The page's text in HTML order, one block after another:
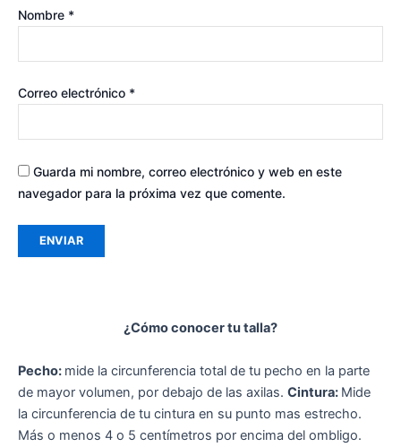
Nombre *
Correo electrónico *
Guarda mi nombre, correo electrónico y web en este
navegador para la próxima vez que comente.
¿Cómo conocer tu talla?
Pecho: mide la circunferencia total de tu pecho en la parte
de mayor volumen, por debajo de las axilas. Cintura: Mide
la circunferencia de tu cintura en su punto mas estrecho.
Más o menos 4 o 5 centímetros por encima del ombligo.